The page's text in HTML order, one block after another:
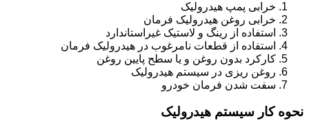
خرابی پمپ هیدرولیک
خرابی روغن هیدرولیک فرمان
استفاده از رینگ و لاستیک غیراستاندارد
استفاده از قطعات نامرغوب در هیدرولیک فرمان
کارکرد بدون روغن و یا سطح پایین روغن
روغن ریزی در سیستم هیدرولیک
سفت شدن فرمان خودرو
نحوه کار سیستم هیدرولیک